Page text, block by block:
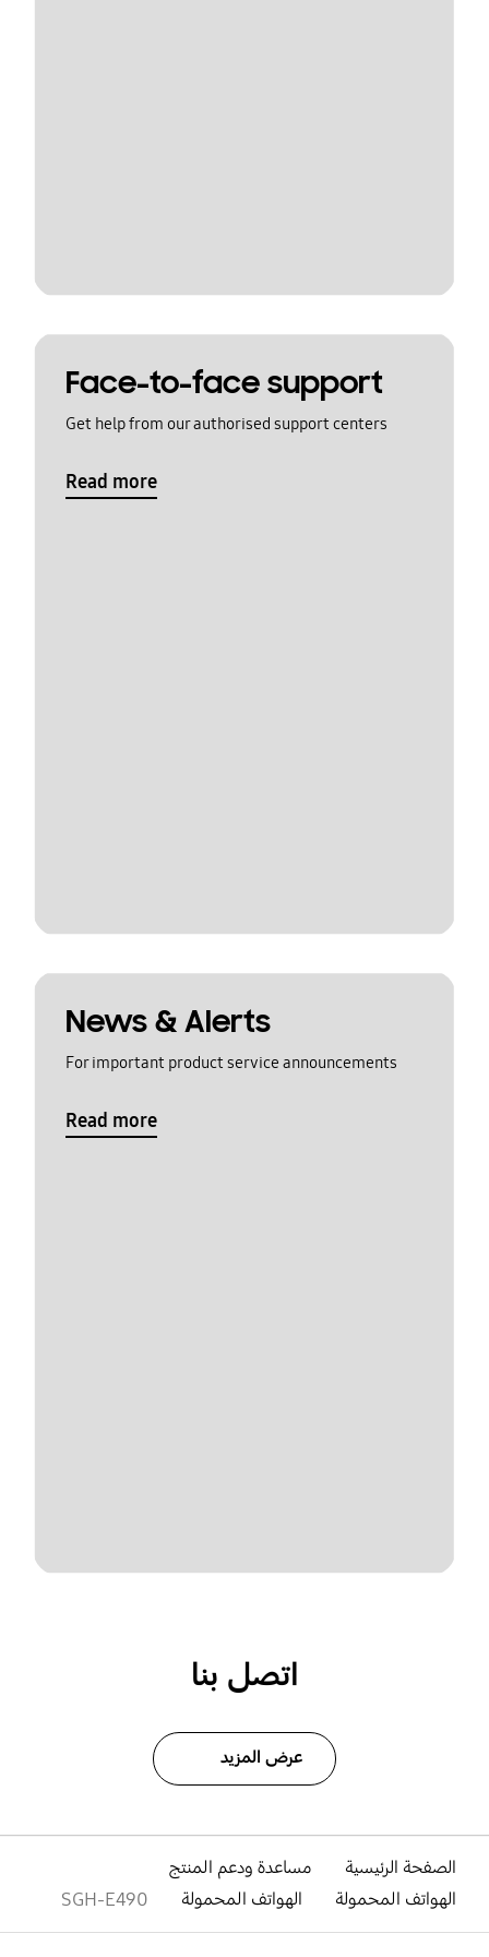
Face-to-face support
Get help from our authorised support centers
Read more
News & Alerts
For important product service announcements
Read more
اتصل بنا
عرض المزيد
الصفحة الرئيسية
مساعدة ودعم المنتج
الهواتف المحمولة
الهواتف المحمولة SGH-E490